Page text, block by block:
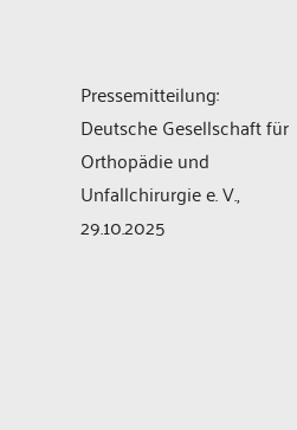
Pressemitteilung:
Deutsche Gesellschaft für
Orthopädie und
Unfallchirurgie e. V.,
29.10.2025